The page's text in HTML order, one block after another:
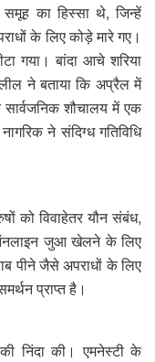
का हिस्सा थे, जिन्हें
के लिए कोड़े मारे गए।
गया। बांदा आचे शरिया
ने बताया कि अप्रैल में
सार्वजनिक शौचालय में एक
ने संदिग्ध गतिविधि
को विवाहेतर यौन संबंध,
जुआ खेलने के लिए
पीने जैसे अपराधों के लिए
प्राप्त है।
निंदा की। एमनेस्टी के